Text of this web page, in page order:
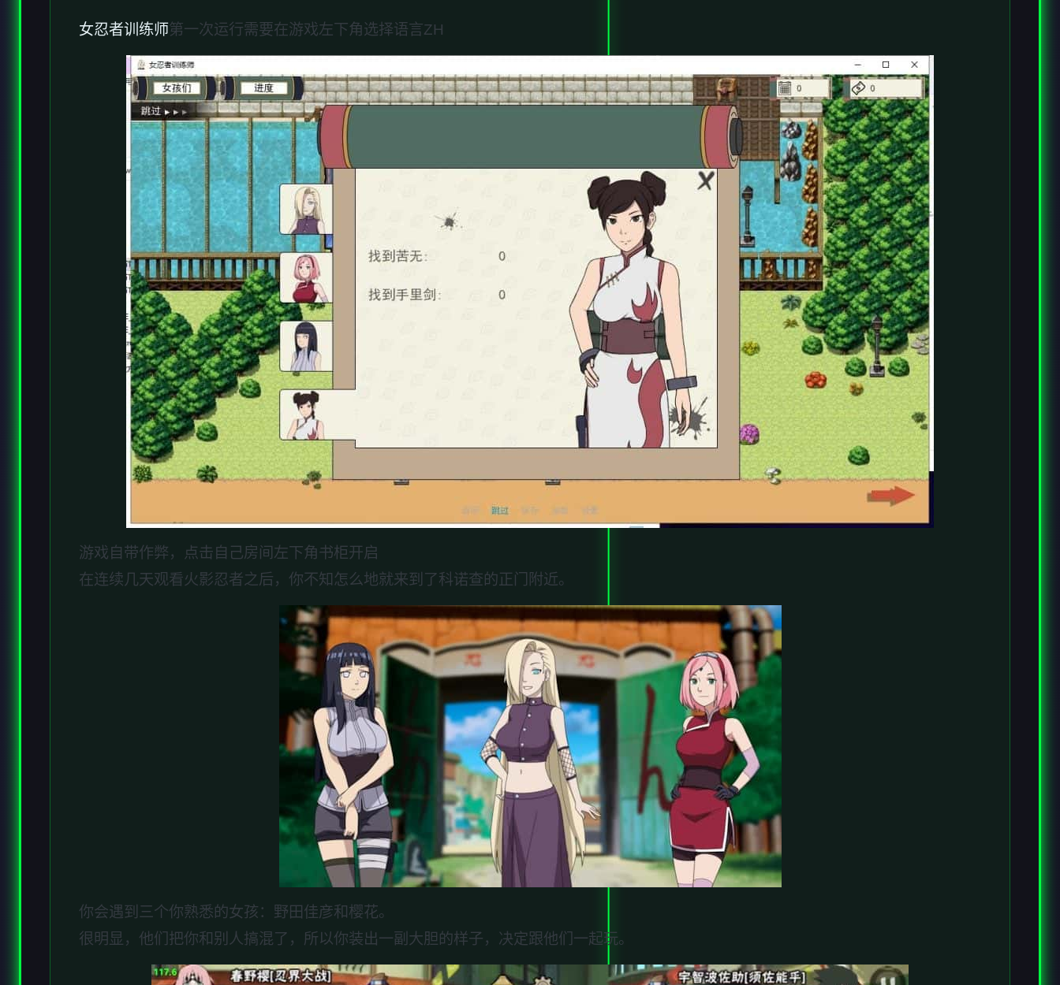
女忍者训练师第一次运行需要在游戏左下角选择语言ZH
游戏自带作弊，点击自己房间左下角书柜开启
在连续几天观看火影忍者之后，你不知怎么地就来到了科诺查的正门附近。
你会遇到三个你熟悉的女孩：野田佳彦和樱花。
很明显，他们把你和别人搞混了，所以你装出一副大胆的样子，决定跟他们一起玩。